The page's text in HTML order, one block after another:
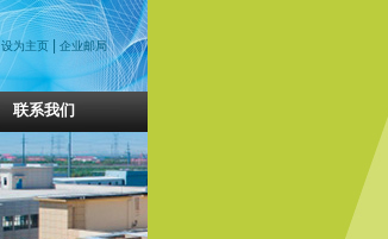
设为主页 企业邮局
联系我们